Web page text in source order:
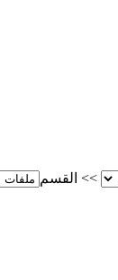
>> القسم